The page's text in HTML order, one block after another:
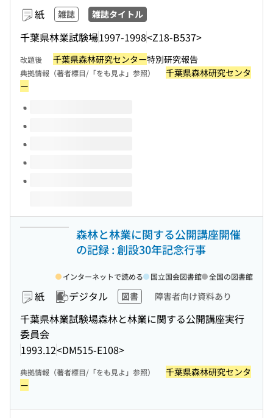
紙 雑誌 雑誌タイトル
千葉県林業試験場1997-1998<Z18-B537>
改題後 千葉県森林研究センター特別研究報告
典拠情報（著者標目/「をも見よ」参照）
千葉県森林研究センタ
ー
このタイトルの巻号
森林と林業に関する公開講座開催
の記録 : 創設30年記念行事
紙 デジタル 図書 障害者向け資料あり
千葉県林業試験場森林と林業に関する公開講座実行
委員会
1993.12<DM515-E108>
インターネットで読める 国立国会図書館 全国の図書館
典拠情報（著者標目/「をも見よ」参照）
千葉県森林研究センタ
ー